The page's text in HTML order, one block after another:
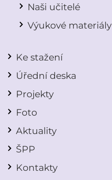
Naši učitelé
Výukové materiály
Ke stažení
Úřední deska
Projekty
Foto
Aktuality
ŠPP
Kontakty